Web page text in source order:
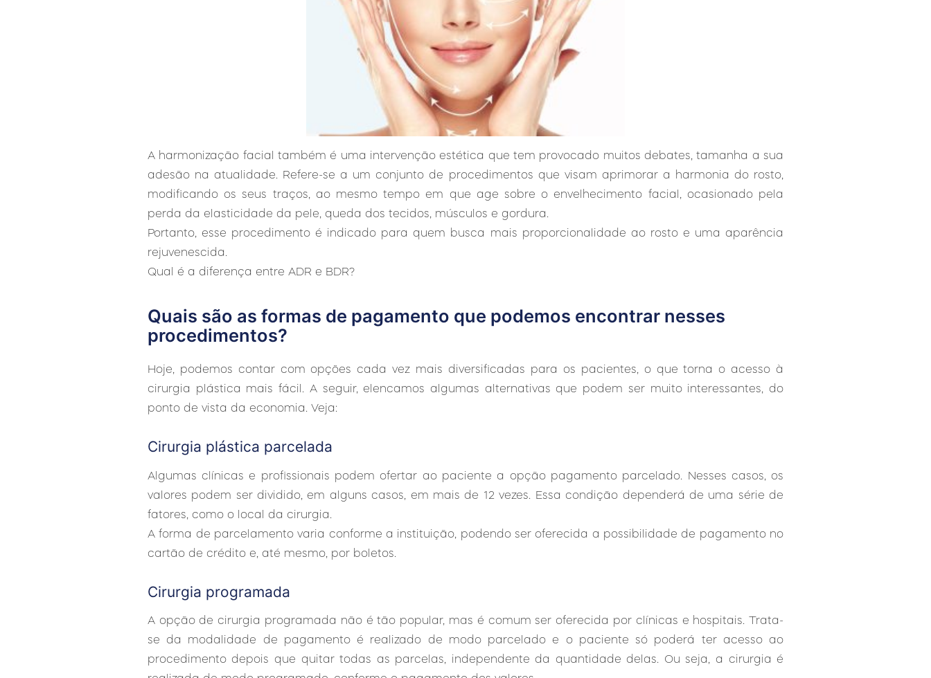
A harmonização facial também é uma intervenção estética que tem provocado muitos debates, tamanha a sua
adesão na atualidade. Refere-se a um conjunto de procedimentos que visam aprimorar a harmonia do rosto,
modificando os seus traços, ao mesmo tempo em que age sobre o envelhecimento facial, ocasionado pela
perda da elasticidade da pele, queda dos tecidos, músculos e gordura.
Portanto, esse procedimento é indicado para quem busca mais proporcionalidade ao rosto e uma aparência
rejuvenescida.
Qual é a diferença entre ADR e BDR?
Quais são as formas de pagamento que podemos encontrar nesses
procedimentos?
Hoje, podemos contar com opções cada vez mais diversificadas para os pacientes, o que torna o acesso à
cirurgia plástica mais fácil. A seguir, elencamos algumas alternativas que podem ser muito interessantes, do
ponto de vista da economia. Veja:
Cirurgia plástica parcelada
Algumas clínicas e profissionais podem ofertar ao paciente a opção pagamento parcelado. Nesses casos, os
valores podem ser dividido, em alguns casos, em mais de 12 vezes. Essa condição dependerá de uma série de
fatores, como o local da cirurgia.
A forma de parcelamento varia conforme a instituição, podendo ser oferecida a possibilidade de pagamento no
cartão de crédito e, até mesmo, por boletos.
Cirurgia programada
A opção de cirurgia programada não é tão popular, mas é comum ser oferecida por clínicas e hospitais. Trata-
se da modalidade de pagamento é realizado de modo parcelado e o paciente só poderá ter acesso ao
procedimento depois que quitar todas as parcelas, independente da quantidade delas. Ou seja, a cirurgia é